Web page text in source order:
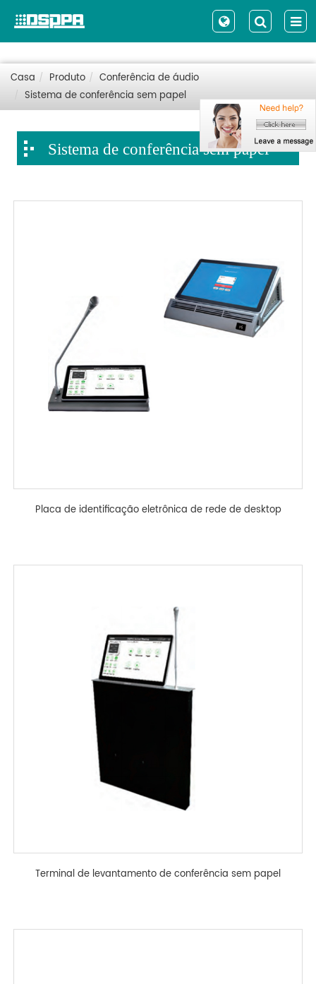
Casa Produto
Conferência de áudio
Sistema de conferência sem papel
Sistema de conferência sem papel
Placa de identificação eletrônica de rede de desktop
Terminal de levantamento de conferência sem papel